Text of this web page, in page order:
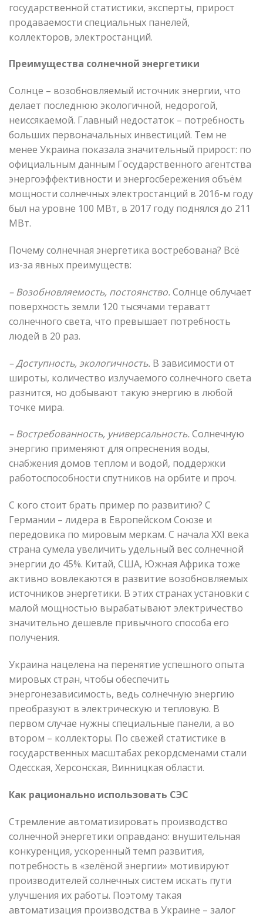
государственной статистики, эксперты, прирост
продаваемости специальных панелей,
коллекторов, электростанций.
Преимущества солнечной энергетики
Солнце – возобновляемый источник энергии, что
делает последнюю экологичной, недорогой,
неиссякаемой. Главный недостаток – потребность
больших первоначальных инвестиций. Тем не
менее Украина показала значительный прирост: по
официальным данным Государственного агентства
энергоэффективности и энергосбережения объём
мощности солнечных электростанций в 2016-м году
был на уровне 100 МВт, в 2017 году поднялся до 211
МВт.
Почему солнечная энергетика востребована? Всё
из-за явных преимуществ:
– Возобновляемость, постоянство. Солнце облучает
поверхность земли 120 тысячами тераватт
солнечного света, что превышает потребность
людей в 20 раз.
– Доступность, экологичность. В зависимости от
широты, количество излучаемого солнечного света
разнится, но добывают такую энергию в любой
точке мира.
– Востребованность, универсальность. Солнечную
энергию применяют для опреснения воды,
снабжения домов теплом и водой, поддержки
работоспособности спутников на орбите и проч.
С кого стоит брать пример по развитию? С
Германии – лидера в Европейском Союзе и
передовика по мировым меркам. С начала XXI века
страна сумела увеличить удельный вес солнечной
энергии до 45%. Китай, США, Южная Африка тоже
активно вовлекаются в развитие возобновляемых
источников энергетики. В этих странах установки с
малой мощностью вырабатывают электричество
значительно дешевле привычного способа его
получения.
Украина нацелена на перенятие успешного опыта
мировых стран, чтобы обеспечить
энергонезависимость, ведь солнечную энергию
преобразуют в электрическую и тепловую. В
первом случае нужны специальные панели, а во
втором – коллекторы. По свежей статистике в
государственных масштабах рекордсменами стали
Одесская, Херсонская, Винницкая области.
Как рационально использовать СЭС
Стремление автоматизировать производство
солнечной энергетики оправдано: внушительная
конкуренция, ускоренный темп развития,
потребность в «зелёной энергии» мотивируют
производителей солнечных систем искать пути
улучшения их работы. Поэтому такая
автоматизация производства в Украине – залог